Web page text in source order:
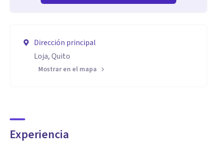
Dirección principal
Loja, Quito
Mostrar en el mapa
Experiencia